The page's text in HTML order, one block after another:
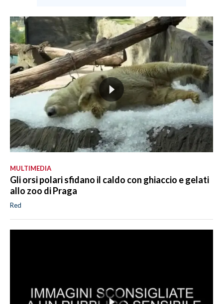
MULTIMEDIA
Gli orsi polari sfidano il caldo con ghiaccio e gelati
allo zoo di Praga
Red